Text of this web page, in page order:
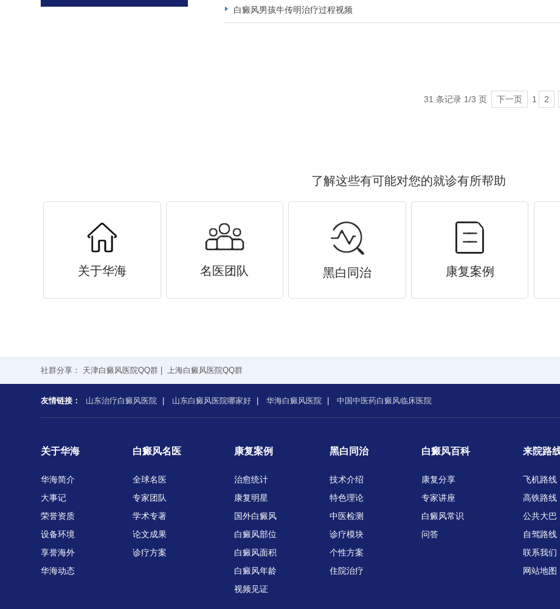
白癜风男孩牛传明治疗过程视频
31 条记录 1/3 页 下一页 1 2
了解这些有可能对您的就诊有所帮助
关于华海 名医团队 黑白同治 康复案例
社群分享： 天津白癜风医院QQ群 上海白癜风医院QQ群
友情链接： 山东治疗白癜风医院 山东白癜风医院哪家好 华海白癜风医院 中国中医药白癜风临床医院
关于华海
华海简介
大事记
荣誉资质
设备环境
享誉海外
华海动态
白癜风名医
全球名医
专家团队
学术专著
论文成果
诊疗方案
康复案例
治愈统计
康复明星
国外白癜风
白癜风部位
白癜风面积
白癜风年龄
视频见证
黑白同治
技术介绍
特色理论
中医检测
诊疗模块
个性方案
住院治疗
白癜风百科
康复分享
专家讲座
白癜风常识
问答
来院路
飞机路线
高铁路线
公共大巴
自驾路线
联系我们
网站地图